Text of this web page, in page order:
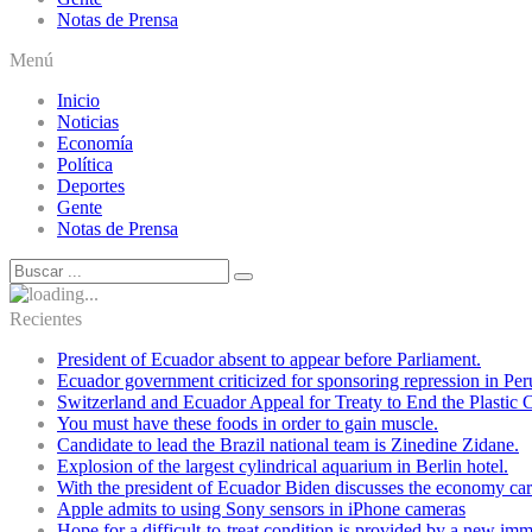
Notas de Prensa
Menú
Inicio
Noticias
Economía
Política
Deportes
Gente
Notas de Prensa
Recientes
President of Ecuador absent to appear before Parliament.
Ecuador government criticized for sponsoring repression in
Switzerland and Ecuador Appeal for Treaty to End the Plastic
You must have these foods in order to gain muscle.
Candidate to lead the Brazil national team is Zinedine Zidane.
Explosion of the largest cylindrical aquarium in Berlin hotel.
With the president of Ecuador Biden discusses the economy
Apple admits to using Sony sensors in iPhone cameras